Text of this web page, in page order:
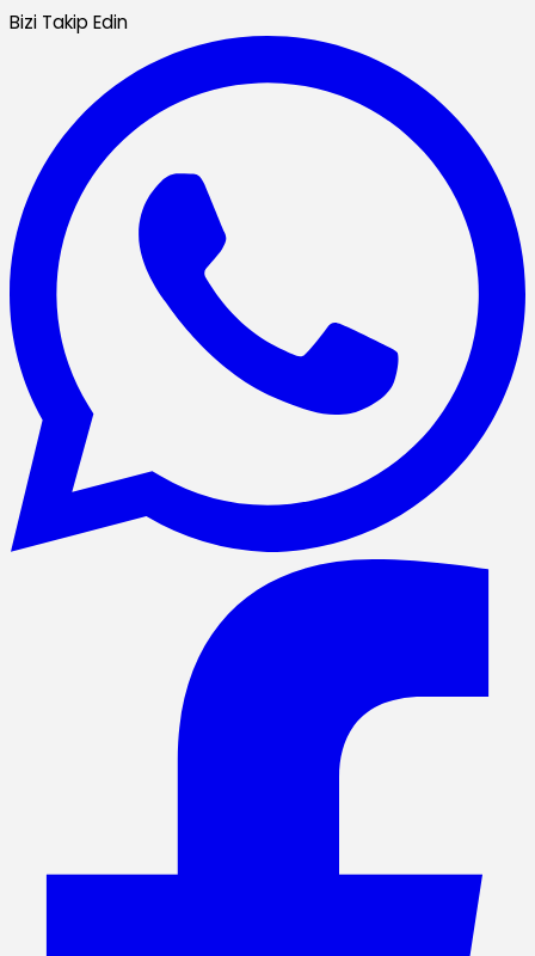
Bizi Takip Edin